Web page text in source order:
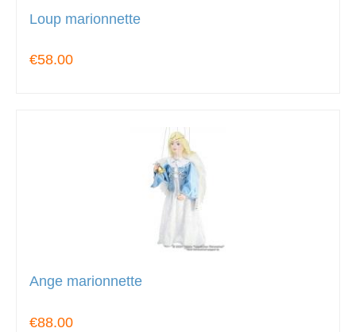
Loup marionnette
€58.00
Ange marionnette
€88.00